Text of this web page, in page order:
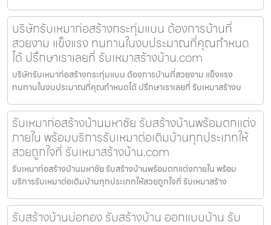
บริษัทรับเหมาก่อสร้างกระทุ่มแบน ต้องการบ้านที่
สวยงาม แข็งแรง ทนทานในงบประมาณที่คุณกำหนด
ได้ ปรึกษาเราเลยที่ รับเหมาสร้างบ้าน.com
บริษัทรับเหมาก่อสร้างกระทุ่มแบน ต้องการบ้านที่สวยงาม แข็งแรง
ทนทานในงบประมาณที่คุณกำหนดได้ ปรึกษาเราเลยที่ รับเหมาสร้างบ
รับเหมาก่อสร้างบ้านมหาชัย รับสร้างบ้านพร้อมตกแต่ง
ภายใน พร้อมบริการรับเหมาต่อเติมบ้านทุกประเภทให้
สวยถูกใจที่ รับเหมาสร้างบ้าน.com
รับเหมาก่อสร้างบ้านมหาชัย รับสร้างบ้านพร้อมตกแต่งภายใน พร้อม
บริการรับเหมาต่อเติมบ้านทุกประเภทให้สวยถูกใจที่ รับเหมาสร้าง
รับสร้างบ้านบ่อทอง รับสร้างบ้าน ออกแบบบ้าน รับ